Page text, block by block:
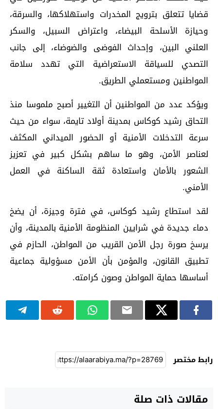
قضايا تتعلق بترويج المخدرات واستهلاكها، والسرقة،
وحيازة الأسلحة البيضاء، واعتراض السبيل، والسكر
العلني البين، وإحداث الفوضى والضوضاء، إلى جانب
التصدي للسياقة الاستعراضية التي تهدد سلامة
المواطنين ومستعملي الطريق.
ويؤكد عدد من المواطنين أن التغيير أصبح ملموسا منذ
التحاق رشيد كوكاس بمدينة أولاد تايمة، سواء من حيث
سرعة التدخلات الأمنية أو الحضور الميداني المكثف
لعناصر الأمن، وهو ما ساهم بشكل كبير في تعزيز
الشعور بالأمان واستعادة ثقة الساكنة في العمل
الأمني.
لقد استطاع رشيد كوكاس، في فترة وجيزة، أن يضخ
دماء جديدة في شرايين المنظومة الأمنية بالمدينة، وأن
يرسخ صورة رجل الأمن القريب من المواطن، الحازم في
تطبيق القانون، والمؤمن بأن الأمن مسؤولية جماعية
أساسها حماية المواطن وصون كرامته.
رابط مختصر
مقالات ذات صلة